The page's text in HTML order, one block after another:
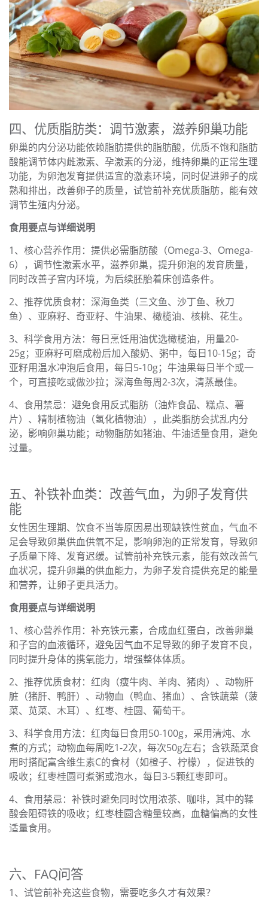
四、优质脂肪类：调节激素，滋养卵巢功能
卵巢的内分泌功能依赖脂肪提供的脂肪酸，优质不饱和脂肪
酸能调节体内雌激素、孕激素的分泌，维持卵巢的正常生理
功能，为卵泡发育提供适宜的激素环境，同时促进卵子的成
熟和排出，改善卵子的质量，试管前补充优质脂肪，能有效
调节生殖内分泌。
食用要点与详细说明
1、核心营养作用：提供必需脂肪酸（Omega-3、Omega-
6），调节性激素水平，滋养卵巢，提升卵泡的发育质量，
同时改善子宫内环境，为后续胚胎着床创造条件。
2、推荐优质食材：深海鱼类（三文鱼、沙丁鱼、秋刀
鱼）、亚麻籽、奇亚籽、牛油果、橄榄油、核桃、花生。
3、科学食用方法：每日烹饪用油优选橄榄油，用量20-
25g；亚麻籽可磨成粉后加入酸奶、粥中，每日10-15g；奇
亚籽用温水冲泡后食用，每日5-10g；牛油果每日半个或一
个，可直接吃或做沙拉；深海鱼每周2-3次，清蒸最佳。
4、食用禁忌：避免食用反式脂肪（油炸食品、糕点、薯
片）、精制植物油（氢化植物油），此类脂肪会扰乱内分
泌，影响卵巢功能；动物脂肪如猪油、牛油适量食用，避免
过量。
五、补铁补血类：改善气血，为卵子发育供
能
女性因生理期、饮食不当等原因易出现缺铁性贫血，气血不
足会导致卵巢供血供氧不足，影响卵泡的正常发育，导致卵
子质量下降、发育迟缓。试管前补充铁元素，能有效改善气
血状况，提升卵巢的供血能力，为卵子发育提供充足的能量
和营养，让卵子更具活力。
食用要点与详细说明
1、核心营养作用：补充铁元素，合成血红蛋白，改善卵巢
和子宫的血液循环，避免因气血不足导致的卵子发育不良，
同时提升身体的携氧能力，增强整体体质。
2、推荐优质食材：红肉（瘦牛肉、羊肉、猪肉）、动物肝
脏（猪肝、鸭肝）、动物血（鸭血、猪血）、含铁蔬菜（菠
菜、苋菜、木耳）、红枣、桂圆、葡萄干。
3、科学食用方法：红肉每日食用50-100g，采用清炖、水
煮的方式；动物血每周吃1-2次，每次50g左右；含铁蔬菜食
用时搭配富含维生素C的食材（如橙子、柠檬），促进铁的
吸收；红枣桂圆可煮粥或泡水，每日3-5颗红枣即可。
4、食用禁忌：补铁时避免同时饮用浓茶、咖啡，其中的鞣
酸会阻碍铁的吸收；红枣桂圆含糖量较高，血糖偏高的女性
适量食用。
六、FAQ问答
1、试管前补充这些食物，需要吃多久才有效果？